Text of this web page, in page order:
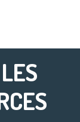
sur les